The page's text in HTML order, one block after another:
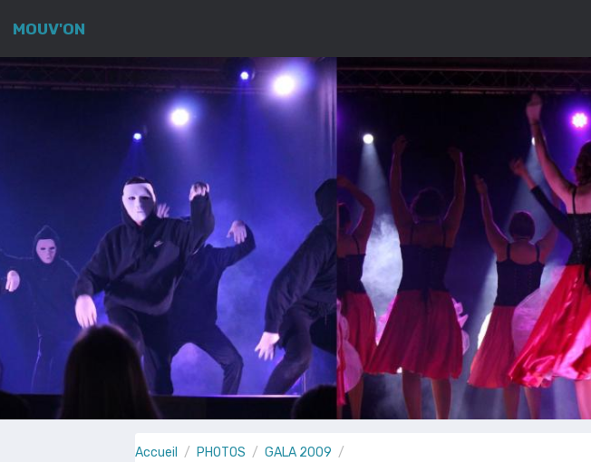
MOUV'ON
Accueil PHOTOS GALA 2009